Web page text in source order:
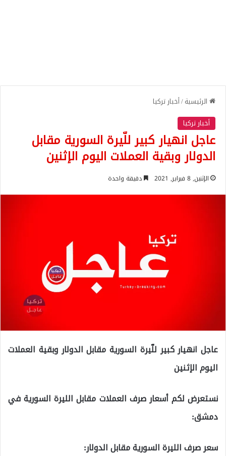
الرئيسية/أخبار تركيا
أخبار تركيا
عاجل انهيار كبير للّيرة السورية مقابل
الدولار وبقية العملات اليوم الإثنين
الإثنين, 8 فبراير, 2021 دقيقة واحدة
عاجل انهيار كبير للّيرة السورية مقابل الدولار وبقية العملات
اليوم الإثنين
نستعرض لكم أسعار صرف العملات مقابل الليرة السورية في
دمشق:
سعر صرف الليرة السورية مقابل الدولار: